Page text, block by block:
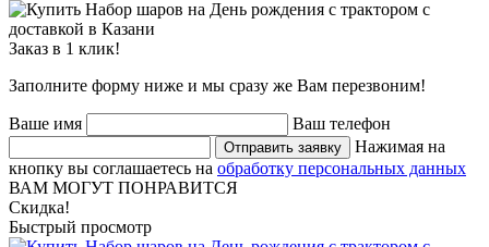
Заказ в 1 клик!
Заполните форму ниже и мы сразу же Вам перезвоним!
Ваше имя Ваш телефон
Отправить заявку
Нажимая на
кнопку вы соглашаетесь на обработку персональных данных
ВАМ МОГУТ ПОНРАВИТСЯ
Скидка!
Быстрый просмотр